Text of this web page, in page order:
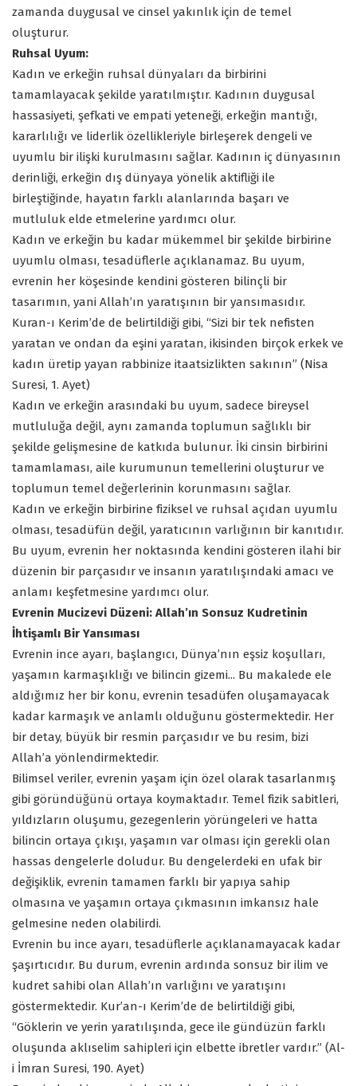
zamanda duygusal ve cinsel yakınlık için de temel
oluşturur.
Ruhsal Uyum:
Kadın ve erkeğin ruhsal dünyaları da birbirini
tamamlayacak şekilde yaratılmıştır. Kadının duygusal
hassasiyeti, şefkati ve empati yeteneği, erkeğin mantığı,
kararlılığı ve liderlik özellikleriyle birleşerek dengeli ve
uyumlu bir ilişki kurulmasını sağlar. Kadının iç dünyasının
derinliği, erkeğin dış dünyaya yönelik aktifliği ile
birleştiğinde, hayatın farklı alanlarında başarı ve
mutluluk elde etmelerine yardımcı olur.
Kadın ve erkeğin bu kadar mükemmel bir şekilde birbirine
uyumlu olması, tesadüflerle açıklanamaz. Bu uyum,
evrenin her köşesinde kendini gösteren bilinçli bir
tasarımın, yani Allah’ın yaratışının bir yansımasıdır.
Kuran-ı Kerim’de de belirtildiği gibi, “Sizi bir tek nefisten
yaratan ve ondan da eşini yaratan, ikisinden birçok erkek ve
kadın üretip yayan rabbinize itaatsizlikten sakının” (Nisa
Suresi, 1. Ayet)
Kadın ve erkeğin arasındaki bu uyum, sadece bireysel
mutluluğa değil, aynı zamanda toplumun sağlıklı bir
şekilde gelişmesine de katkıda bulunur. İki cinsin birbirini
tamamlaması, aile kurumunun temellerini oluşturur ve
toplumun temel değerlerinin korunmasını sağlar.
Kadın ve erkeğin birbirine fiziksel ve ruhsal açıdan uyumlu
olması, tesadüfün değil, yaratıcının varlığının bir kanıtıdır.
Bu uyum, evrenin her noktasında kendini gösteren ilahi bir
düzenin bir parçasıdır ve insanın yaratılışındaki amacı ve
anlamı keşfetmesine yardımcı olur.
Evrenin Mucizevi Düzeni: Allah’ın Sonsuz Kudretinin
İhtişamlı Bir Yansıması
Evrenin ince ayarı, başlangıcı, Dünya’nın eşsiz koşulları,
yaşamın karmaşıklığı ve bilincin gizemi... Bu makalede ele
aldığımız her bir konu, evrenin tesadüfen oluşamayacak
kadar karmaşık ve anlamlı olduğunu göstermektedir. Her
bir detay, büyük bir resmin parçasıdır ve bu resim, bizi
Allah’a yönlendirmektedir.
Bilimsel veriler, evrenin yaşam için özel olarak tasarlanmış
gibi göründüğünü ortaya koymaktadır. Temel fizik sabitleri,
yıldızların oluşumu, gezegenlerin yörüngeleri ve hatta
bilincin ortaya çıkışı, yaşamın var olması için gerekli olan
hassas dengelerle doludur. Bu dengelerdeki en ufak bir
değişiklik, evrenin tamamen farklı bir yapıya sahip
olmasına ve yaşamın ortaya çıkmasının imkansız hale
gelmesine neden olabilirdi.
Evrenin bu ince ayarı, tesadüflerle açıklanamayacak kadar
şaşırtıcıdır. Bu durum, evrenin ardında sonsuz bir ilim ve
kudret sahibi olan Allah’ın varlığını ve yaratışını
göstermektedir. Kur’an-ı Kerim’de de belirtildiği gibi,
“Göklerin ve yerin yaratılışında, gece ile gündüzün farklı
oluşunda aklıselim sahipleri için elbette ibretler vardır.” (Al-
i İmran Suresi, 190. Ayet)